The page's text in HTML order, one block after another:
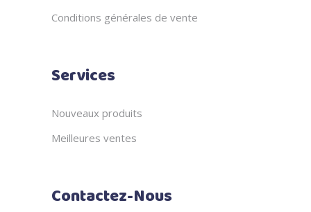
Conditions générales de vente
Services
Nouveaux produits
Meilleures ventes
Contactez-Nous